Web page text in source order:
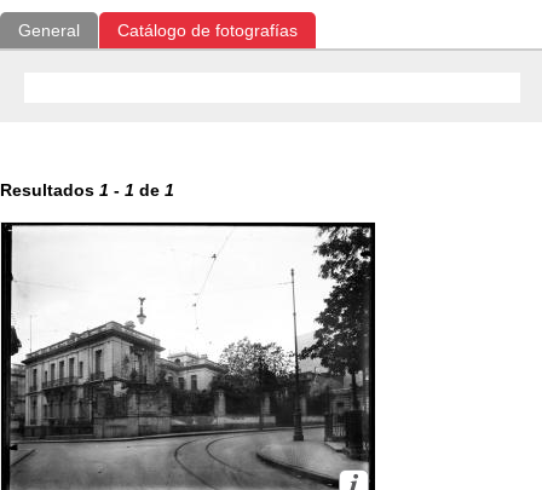
General Catálogo de fotografías
Resultados 1 - 1 de 1